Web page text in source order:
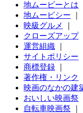
地ムービーとは
地ムービシー
映級グルメ
クローズアップ
運営組織
サイトポリシー
商標登録
著作権・リンク
映画のなかの建
おいしい映画祭
自転車映画祭